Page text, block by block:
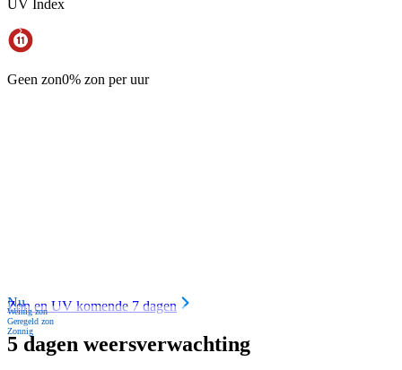
UV Index
Geen zon0% zon per uur
Nu
Weinig zon
Geregeld zon
Zonnig
Zon en UV komende 7 dagen
5 dagen weersverwachting